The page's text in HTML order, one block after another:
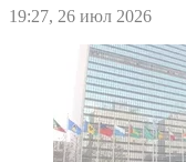
19:27, 26 июл 2026